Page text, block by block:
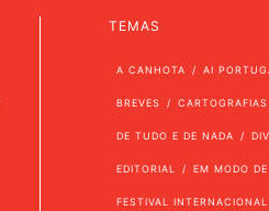
TEMAS
A CANHOTA AI
BREVES CARTOGRAFIAS
DE TUDO E DE NADA
EDITORIAL EM MODO
FESTIVAL